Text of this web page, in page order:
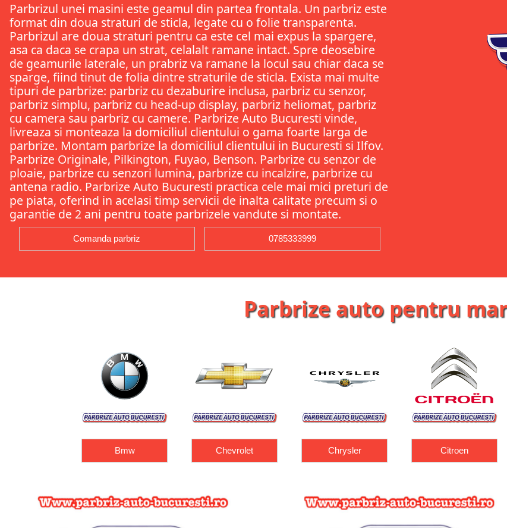
Parbrizul unei masini este geamul din partea frontala. Un parbriz este
format din doua straturi de sticla, legate cu o folie transparenta.
Parbrizul are doua straturi pentru ca este cel mai expus la spargere,
asa ca daca se crapa un strat, celalalt ramane intact. Spre deosebire
de geamurile laterale, un prabriz va ramane la locul sau chiar daca se
sparge, fiind tinut de folia dintre straturile de sticla. Exista mai multe
tipuri de parbrize: parbriz cu dezaburire inclusa, parbriz cu senzor,
parbriz simplu, parbriz cu head-up display, parbriz heliomat, parbriz
cu camera sau parbriz cu camere. Parbrize Auto Bucuresti vinde,
livreaza si monteaza la domiciliul clientului o gama foarte larga de
parbrize. Montam parbrize la domiciliul clientului in Bucuresti si Ilfov.
Parbrize Originale, Pilkington, Fuyao, Benson. Parbrize cu senzor de
ploaie, parbrize cu senzori lumina, parbrize cu incalzire, parbrize cu
antena radio. Parbrize Auto Bucuresti practica cele mai mici preturi de
pe piata, oferind in acelasi timp servicii de inalta calitate precum si o
garantie de 2 ani pentru toate parbrizele vandute si montate.
Comanda parbriz 0785333999
Parbrize auto pentru
Chevrolet Chrysler Citroen Dacia